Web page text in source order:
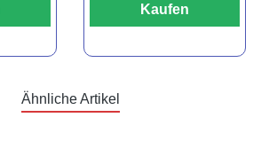
Kaufen
Ähnliche Artikel